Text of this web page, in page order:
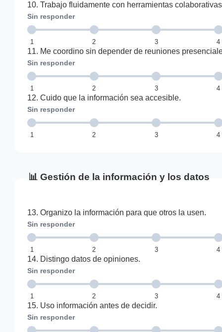
10. Trabajo fluidamente con herramientas
Sin responder
1 2 3 4
11. Me coordino sin depender de reuniones
Sin responder
1 2 3 4
12. Cuido que la información sea accesible.
Sin responder
1 2 3 4
📊 Gestión de la información y los datos
13. Organizo la información para que otros la usen.
Sin responder
1 2 3 4
14. Distingo datos de opiniones.
Sin responder
1 2 3 4
15. Uso información antes de decidir.
Sin responder